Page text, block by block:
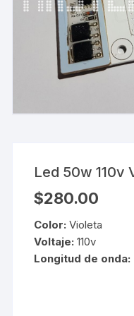
Led 50w 110v
$280.00
Color: Violeta
Voltaje: 110v
Longitud de onda: